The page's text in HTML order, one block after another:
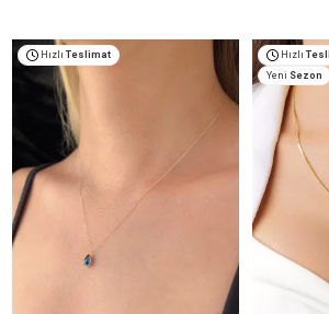
Hızlı Teslimat Hızlı
Yeni Sezon